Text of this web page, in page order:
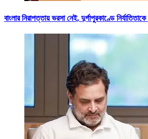
বাংলার নিরাপত্তায় ভরসা নেই, দুর্গাপুরকাণ্ডে